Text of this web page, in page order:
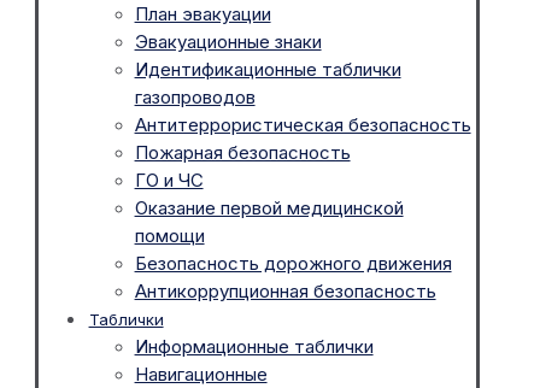
План эвакуации
Эвакуационные знаки
Идентификационные таблички
газопроводов
Антитеррористическая безопасность
Пожарная безопасность
ГО и ЧС
Оказание первой медицинской
помощи
Безопасность дорожного движения
Антикоррупционная безопасность
Таблички
Информационные таблички
Навигационные